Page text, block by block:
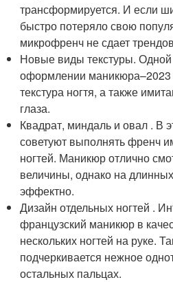
трансформируется. И если
быстро потеряло свою
микрофренч не сдает
Новые виды текстуры.
оформлении маникюра–2023
текстура ногтя, а также
глаза.
Квадрат, миндаль и овал . В
советуют выполнять френч
ногтей. Маникюр отлично
величины, однако на
эффектно.
Дизайн отдельных ногтей .
французский маникюр в
нескольких ногтей на руке.
подчеркивается нежное
остальных пальцах.